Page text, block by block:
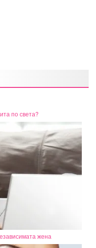
по света?
жена